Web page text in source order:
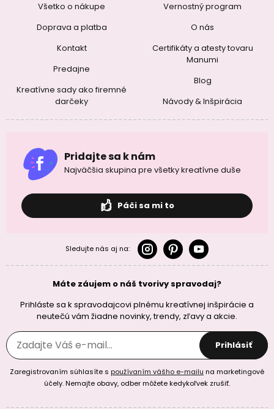
Všetko o nákupe
Doprava a platba
Kontakt
Predajne
Kreatívne sady ako firemné
darčeky
Vernostný program
O nás
Certifikáty a atesty tovaru
Manumi
Blog
Návody & Inšpirácia
Pridajte sa k nám
Najväčšia skupina pre všetky kreatívne duše
Páči sa mi to
Sledujte nás aj na:
Máte záujem o náš tvorivy spravodaj?
Prihláste sa k spravodajcovi plnému kreatívnej inšpirácie a
neutečú vám žiadne novinky, trendy, zľavy a akcie.
Prihlásiť
Zaregistrovaním súhlasíte s používaním vášho e-mailu na marketingové
účely. Nemajte obavy, odber môžete kedykoľvek zrušiť.